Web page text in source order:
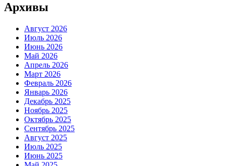
Архивы
Август 2026
Июль 2026
Июнь 2026
Май 2026
Апрель 2026
Март 2026
Февраль 2026
Январь 2026
Декабрь 2025
Ноябрь 2025
Октябрь 2025
Сентябрь 2025
Август 2025
Июль 2025
Июнь 2025